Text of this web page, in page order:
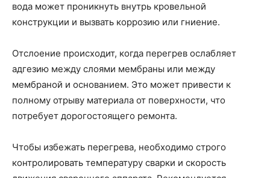
вода может проникнуть внутрь кровельной
конструкции и вызвать коррозию или гниение.
Отслоение происходит, когда перегрев ослабляет
адгезию между слоями мембраны или между
мембраной и основанием. Это может привести к
полному отрыву материала от поверхности, что
потребует дорогостоящего ремонта.
Чтобы избежать перегрева, необходимо строго
контролировать температуру сварки и скорость